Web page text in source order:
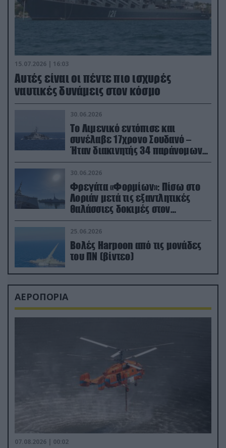
15.07.2026 | 16:03
Aυτές είναι οι πέντε πιο ισχυρές
ναυτικές δυνάμεις στον κόσμο
30.06.2026
Το Λιμενικό εντόπισε και
συνέλαβε 17χρονο Σουδανό –
Ήταν διακινητής 34 παράνομων
μεταναστών
30.06.2026
Φρεγάτα «Φορμίων»: Πίσω στο
Λοριάν μετά τις εξαντλητικές
θαλάσσιες δοκιμές στον
απαιτητικό Βισκαϊκό
25.06.2026
Βολές Harpoon από τις μονάδες
του ΠΝ (βίντεο)
ΑΕΡΟΠΟΡΙΑ
07.08.2026 | 00:02